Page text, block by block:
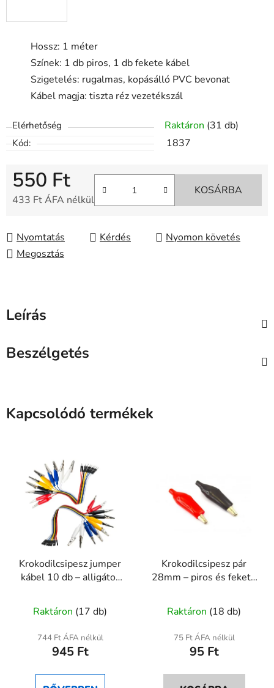
Hossz: 1 méter
Színek: 1 db piros, 1 db fekete kábel
Szigetelés: rugalmas, kopásálló PVC bevonat
Kábel magja: tiszta réz vezetékszál
Elérhetőség Raktáron (31 db)
Kód: 1837
550 Ft
433 Ft ÁFA nélkül
KOSÁRBA
Nyomtatás Kérdés
Nyomon követés
Megosztás
Leírás
Beszélgetés
Kapcsolódó termékek
Krokodilcsipesz jumper
kábel 10 db – alligátor
csatlakozóval
Raktáron (17 db)
744 Ft ÁFA nélkül
945 Ft
Krokodilcsipesz pár
28mm – piros és fekete
termék
átlagos
értékelése
ből
Raktáron (18 db)
75 Ft ÁFA nélkül
95 Ft